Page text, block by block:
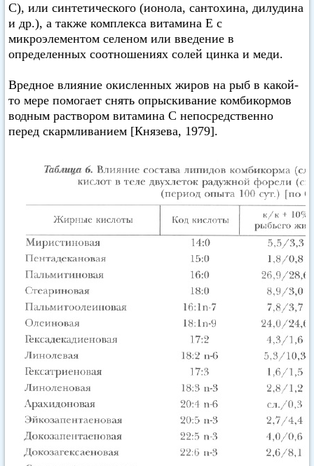
С), или синтетического (ионола, сантохина, дилудина
и др.), а также комплекса витамина Е с
микроэлементом селеном или введение в
определенных соотношениях солей цинка и меди.
Вредное влияние окисленных жиров на рыб в какой-
то мере помогает снять опрыскивание комбикормов
водным раствором витамина С непосредственно
перед скармливанием [Князева, 1979].